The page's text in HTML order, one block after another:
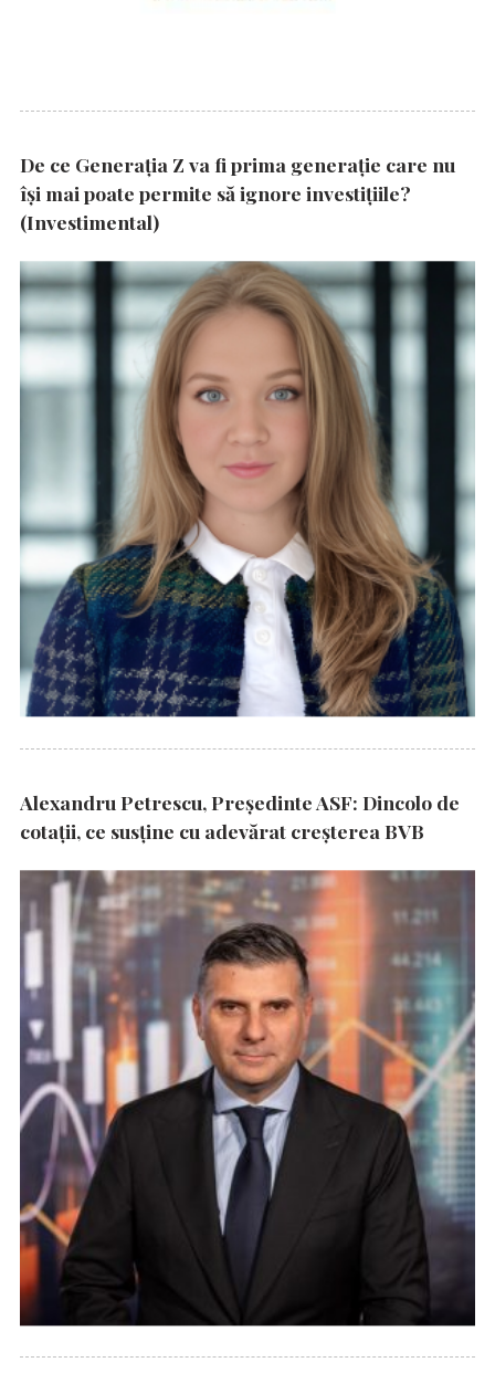
De ce Generația Z va fi prima generație care nu
își mai poate permite să ignore investițiile?
(Investimental)
Alexandru Petrescu, Președinte ASF: Dincolo de
cotații, ce susține cu adevărat creșterea BVB